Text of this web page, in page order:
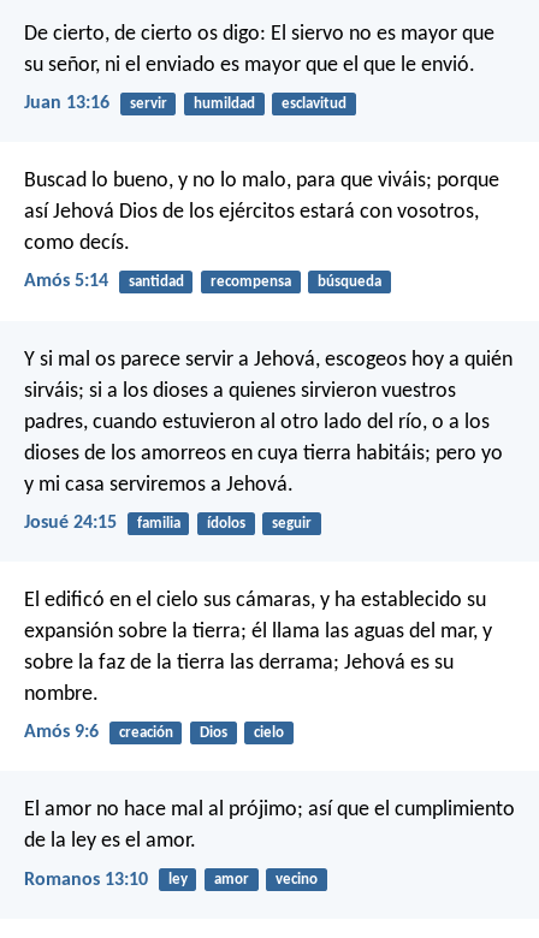
De cierto, de cierto os digo: El siervo no es mayor que
su señor, ni el enviado es mayor que el que le envió.
Juan 13:16 servir humildad esclavitud
Buscad lo bueno, y no lo malo, para que viváis; porque
así Jehová Dios de los ejércitos estará con vosotros,
como decís.
Amós 5:14 santidad recompensa búsqueda
Y si mal os parece servir a Jehová, escogeos hoy a quién
sirváis; si a los dioses a quienes sirvieron vuestros
padres, cuando estuvieron al otro lado del río, o a los
dioses de los amorreos en cuya tierra habitáis; pero yo
y mi casa serviremos a Jehová.
Josué 24:15 familia ídolos seguir
El edificó en el cielo sus cámaras, y ha establecido su
expansión sobre la tierra; él llama las aguas del mar, y
sobre la faz de la tierra las derrama; Jehová es su
nombre.
Amós 9:6 creación Dios cielo
El amor no hace mal al prójimo; así que el cumplimiento
de la ley es el amor.
Romanos 13:10 ley amor vecino